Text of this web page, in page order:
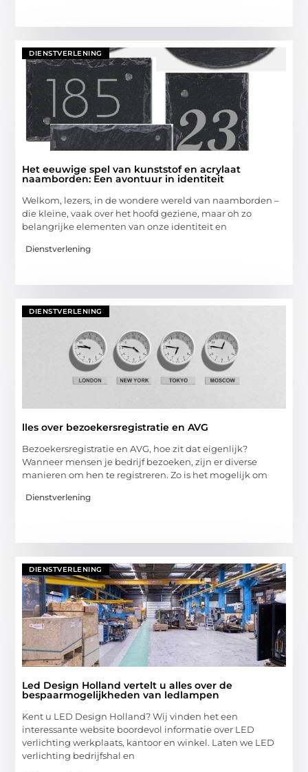
DIENSTVERLENING
Het eeuwige spel van kunststof en acrylaat
naamborden: Een avontuur in identiteit
Welkom, lezers, in de wondere wereld van naamborden –
die kleine, vaak over het hoofd geziene, maar oh zo
belangrijke elementen van onze identiteit en
Dienstverlening
DIENSTVERLENING
lles over bezoekersregistratie en AVG
Bezoekersregistratie en AVG, hoe zit dat eigenlijk?
Wanneer mensen je bedrijf bezoeken, zijn er diverse
manieren om hen te registreren. Zo is het mogelijk om
Dienstverlening
DIENSTVERLENING
Led Design Holland vertelt u alles over de
bespaarmogelijkheden van ledlampen
Kent u LED Design Holland? Wij vinden het een
interessante website boordevol informatie over LED
verlichting werkplaats, kantoor en winkel. Laten we LED
verlichting bedrijfshal en